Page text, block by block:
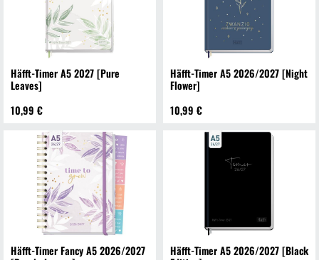
Häfft-Timer A5 2027 [Pure
Leaves]
10,99 €
Häfft-Timer A5 2026/2027 [Night
Flower]
10,99 €
Häfft-Timer Fancy A5 2026/2027
Häfft-Timer A5 2026/2027 [Black